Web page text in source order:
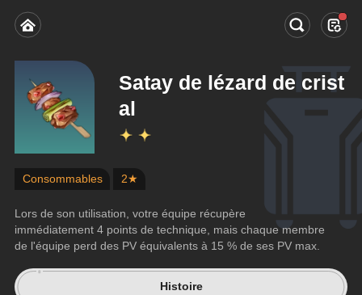
Satay de lézard de crist
al
Consommables 2★
Lors de son utilisation, votre équipe récupère
immédiatement 4 points de technique, mais chaque membre
de l'équipe perd des PV équivalents à 15 % de ses PV max.
Histoire